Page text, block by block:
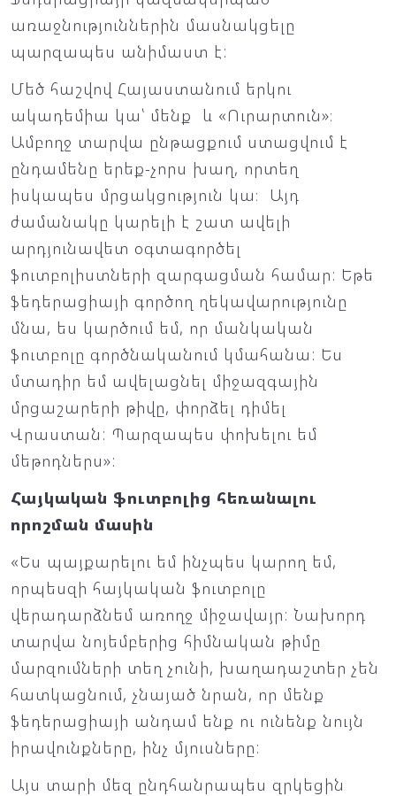
առաջնություններին մասնակցելը
պարզապես անիմաստ է:
Մեծ հաշվով Հայաստանում երկու
ակադեմիա կա՝ մենք և «Ուրարտուն»։
Ամբողջ տարվա ընթացքում ստացվում է
ընդամենը երեք-չորս խաղ, որտեղ
իսկապես մրցակցություն կա։ Այդ
ժամանակը կարելի է շատ ավելի
արդյունավետ օգտագործել
ֆուտբոլիստների զարգացման համար: Եթե
ֆեդերացիայի գործող ղեկավարությունը
մնա, ես կարծում եմ, որ մանկական
ֆուտբոլը գործնականում կմահանա: Ես
մտադիր եմ ավելացնել միջազգային
մրցաշարերի թիվը, փորձել դիմել
Վրաստան: Պարզապես փոխելու եմ
մեթոդներս»:
Հայկական ֆուտբոլից հեռանալու
որոշման մասին
«Ես պայքարելու եմ ինչպես կարող եմ,
որպեսզի հայկական ֆուտբոլը
վերադարձնեմ առողջ միջավայր: Նախորդ
տարվա նոյեմբերից հիմնական թիմը
մարզումների տեղ չունի, խաղադաշտեր չեն
հատկացնում, չնայած նրան, որ մենք
ֆեդերացիայի անդամ ենք ու ունենք նույն
իրավունքները, ինչ մյուսները:
Այս տարի մեզ ընդհանրապես զրկեցին